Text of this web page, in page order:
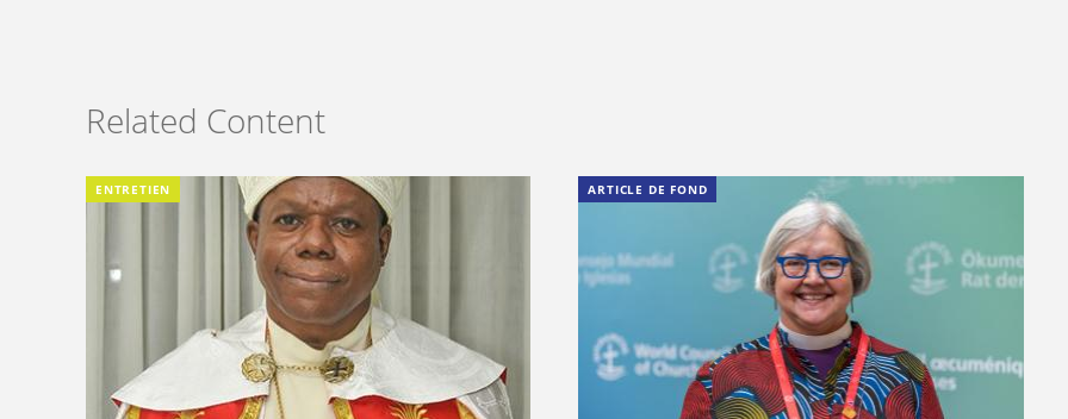
Related Content
ENTRETIEN ARTICLE DE FOND